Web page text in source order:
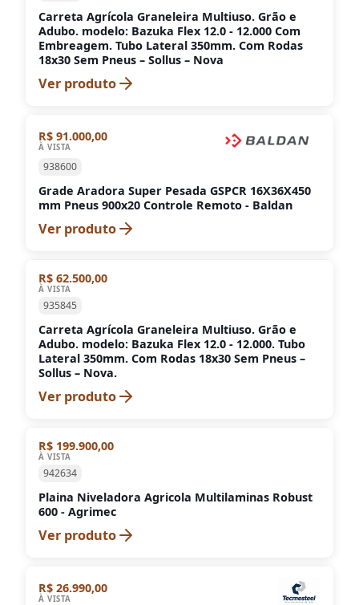
Carreta Agrícola Graneleira Multiuso. Grão e
Adubo. modelo: Bazuka Flex 12.0 - 12.000 Com
Embreagem. Tubo Lateral 350mm. Com Rodas
18x30 Sem Pneus – Sollus – Nova
Ver produto
R$ 91.000,00
À VISTA
938600
Grade Aradora Super Pesada GSPCR 16X36X450
mm Pneus 900x20 Controle Remoto - Baldan
Ver produto
R$ 62.500,00
À VISTA
935845
Carreta Agrícola Graneleira Multiuso. Grão e
Adubo. modelo: Bazuka Flex 12.0 - 12.000. Tubo
Lateral 350mm. Com Rodas 18x30 Sem Pneus –
Sollus – Nova.
Ver produto
R$ 199.900,00
À VISTA
942634
Plaina Niveladora Agricola Multilaminas Robust
600 - Agrimec
Ver produto
R$ 26.990,00
À VISTA